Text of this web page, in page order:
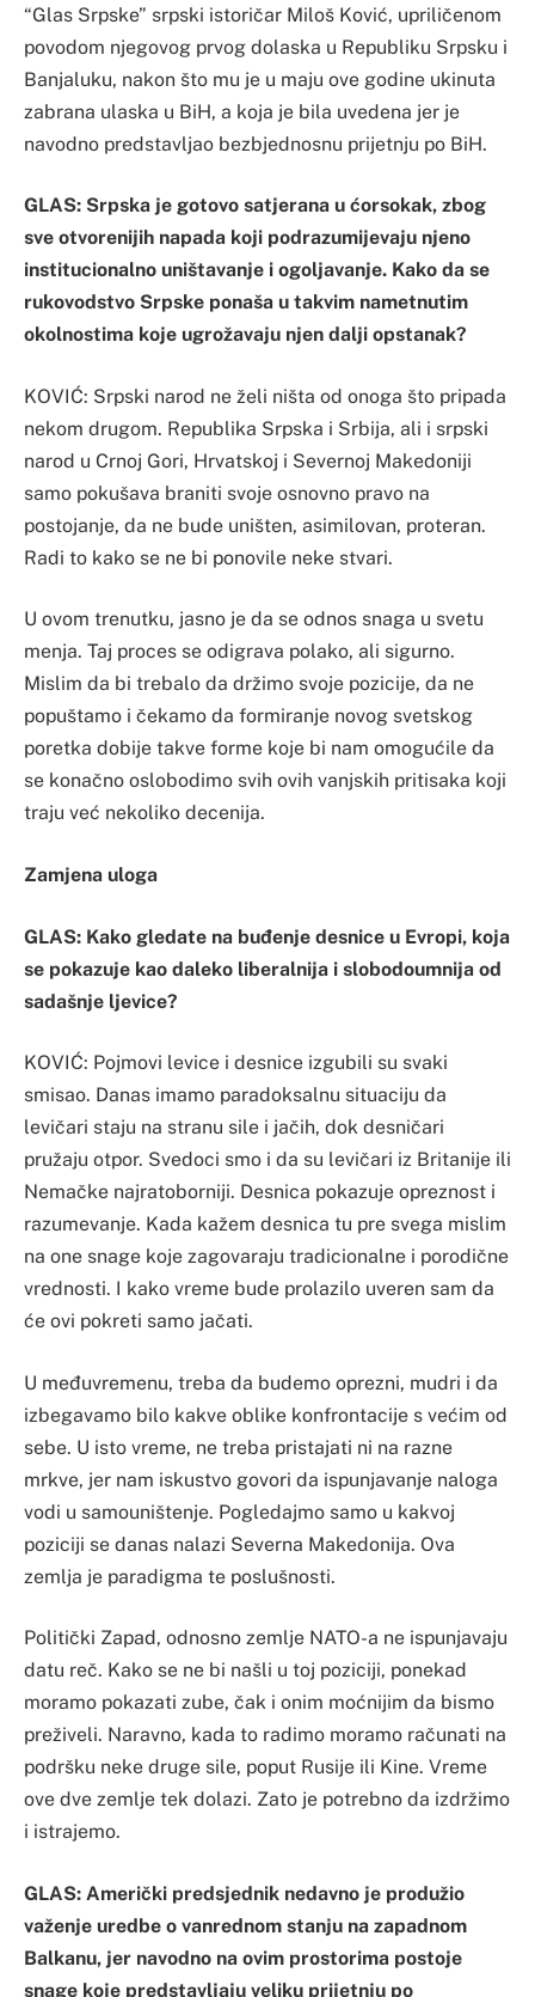
“Glas Srpske” srpski istoričar Miloš Ković, upriličenom
povodom njegovog prvog dolaska u Republiku Srpsku i
Banjaluku, nakon što mu je u maju ove godine ukinuta
zabrana ulaska u BiH, a koja je bila uvedena jer je
navodno predstavljao bezbjednosnu prijetnju po BiH.
GLAS: Srpska je gotovo satjerana u ćorsokak, zbog
sve otvorenijih napada koji podrazumijevaju njeno
institucionalno uništavanje i ogoljavanje. Kako da se
rukovodstvo Srpske ponaša u takvim nametnutim
okolnostima koje ugrožavaju njen dalji opstanak?
KOVIĆ: Srpski narod ne želi ništa od onoga što pripada
nekom drugom. Republika Srpska i Srbija, ali i srpski
narod u Crnoj Gori, Hrvatskoj i Severnoj Makedoniji
samo pokušava braniti svoje osnovno pravo na
postojanje, da ne bude uništen, asimilovan, proteran.
Radi to kako se ne bi ponovile neke stvari.
U ovom trenutku, jasno je da se odnos snaga u svetu
menja. Taj proces se odigrava polako, ali sigurno.
Mislim da bi trebalo da držimo svoje pozicije, da ne
popuštamo i čekamo da formiranje novog svetskog
poretka dobije takve forme koje bi nam omogućile da
se konačno oslobodimo svih ovih vanjskih pritisaka koji
traju već nekoliko decenija.
Zamjena uloga
GLAS: Kako gledate na buđenje desnice u Evropi, koja
se pokazuje kao daleko liberalnija i slobodoumnija od
sadašnje ljevice?
KOVIĆ: Pojmovi levice i desnice izgubili su svaki
smisao. Danas imamo paradoksalnu situaciju da
levičari staju na stranu sile i jačih, dok desničari
pružaju otpor. Svedoci smo i da su levičari iz Britanije ili
Nemačke najratoborniji. Desnica pokazuje opreznost i
razumevanje. Kada kažem desnica tu pre svega mislim
na one snage koje zagovaraju tradicionalne i porodične
vrednosti. I kako vreme bude prolazilo uveren sam da
će ovi pokreti samo jačati.
U međuvremenu, treba da budemo oprezni, mudri i da
izbegavamo bilo kakve oblike konfrontacije s većim od
sebe. U isto vreme, ne treba pristajati ni na razne
mrkve, jer nam iskustvo govori da ispunjavanje naloga
vodi u samouništenje. Pogledajmo samo u kakvoj
poziciji se danas nalazi Severna Makedonija. Ova
zemlja je paradigma te poslušnosti.
Politički Zapad, odnosno zemlje NATO-a ne ispunjavaju
datu reč. Kako se ne bi našli u toj poziciji, ponekad
moramo pokazati zube, čak i onim moćnijim da bismo
preživeli. Naravno, kada to radimo moramo računati na
podršku neke druge sile, poput Rusije ili Kine. Vreme
ove dve zemlje tek dolazi. Zato je potrebno da izdržimo
i istrajemo.
GLAS: Američki predsjednik nedavno je produžio
važenje uredbe o vanrednom stanju na zapadnom
Balkanu, jer navodno na ovim prostorima postoje
snage koje predstavljaju veliku prijetnju po